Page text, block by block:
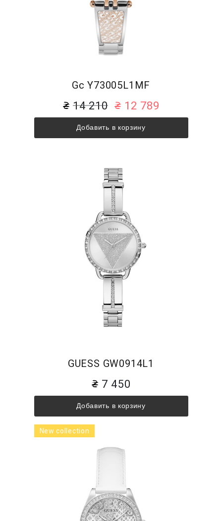
Gc Y73005L1MF
14 210 12 789
Добавить в корзину
GUESS GW0914L1
7 450
Добавить в корзину
New collection